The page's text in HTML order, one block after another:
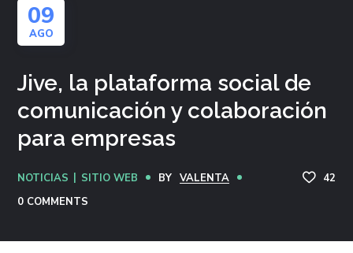
09
AGO
Jive, la plataforma social de
comunicación y colaboración
para empresas
NOTICIAS SITIO WEB BY VALENTA
0 COMMENTS
42